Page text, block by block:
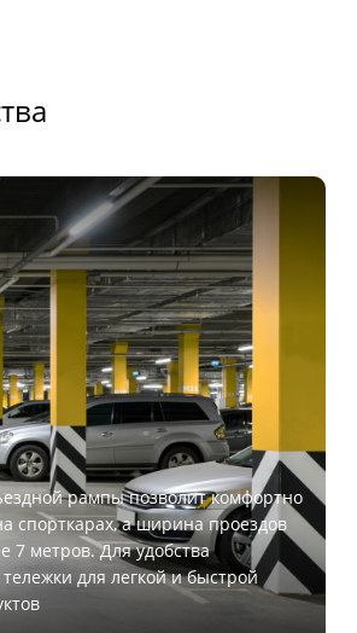
рампы позволит комфортно
спорткарах, а ширина проездов
7 метров. Для удобства
для легкой и быстрой